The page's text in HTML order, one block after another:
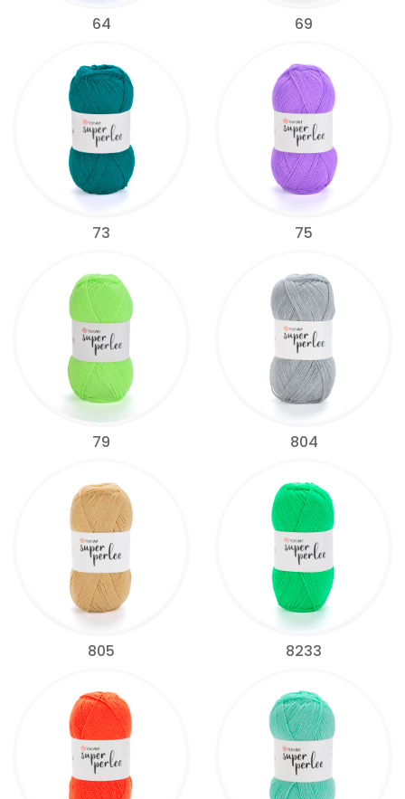
64 69
73 75
79 804
805 8233